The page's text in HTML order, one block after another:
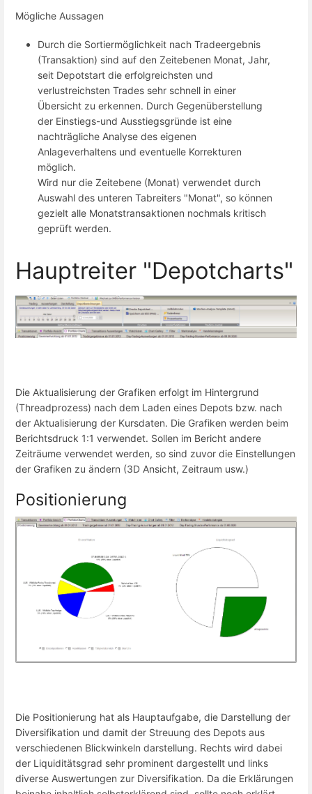
Mögliche Aussagen
Durch die Sortiermöglichkeit nach Tradeergebnis
(Transaktion) sind auf den Zeitebenen Monat, Jahr,
seit Depotstart die erfolgreichsten und
verlustreichsten Trades sehr schnell in einer
Übersicht zu erkennen. Durch Gegenüberstellung
der Einstiegs-und Ausstiegsgründe ist eine
nachträgliche Analyse des eigenen
Anlageverhaltens und eventuelle Korrekturen
möglich.
Wird nur die Zeitebene (Monat) verwendet durch
Auswahl des unteren Tabreiters "Monat", so können
gezielt alle Monatstransaktionen nochmals kritisch
geprüft werden.
Hauptreiter "Depotcharts"
Die Aktualisierung der Grafiken erfolgt im Hintergrund
(Threadprozess) nach dem Laden eines Depots bzw. nach
der Aktualisierung der Kursdaten. Die Grafiken werden beim
Berichtsdruck 1:1 verwendet. Sollen im Bericht andere
Zeiträume verwendet werden, so sind zuvor die Einstellungen
der Grafiken zu ändern (3D Ansicht, Zeitraum usw.)
Positionierung
Die Positionierung hat als Hauptaufgabe, die Darstellung der
Diversifikation und damit der Streuung des Depots aus
verschiedenen Blickwinkeln darstellung. Rechts wird dabei
der Liquiditätsgrad sehr prominent dargestellt und links
diverse Auswertungen zur Diversifikation. Da die Erklärungen